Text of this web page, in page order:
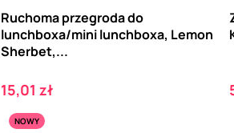
Ruchoma przegroda do
lunchboxa/mini lunchboxa, Lemon
Sherbet,...
Cena
15,01 zł
NOWY